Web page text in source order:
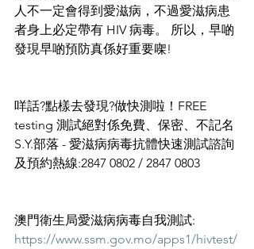
人不一定會得到愛滋病，不過愛滋病患
者身上必定帶有 HIV 病毒。 所以，早啲
發現早啲預防真係好重要㗎!
咩話?點樣去發現?做快測啦！FREE
testing 測試絕對係免費、保密、不記名
S.Y.部落 - 愛滋病病毒抗體快速測試諮詢
及預約熱線:2847 0802 / 2847 0803
澳門衛生局愛滋病病毒自我測試:
https://www.ssm.gov.mo/apps1/hivtest/